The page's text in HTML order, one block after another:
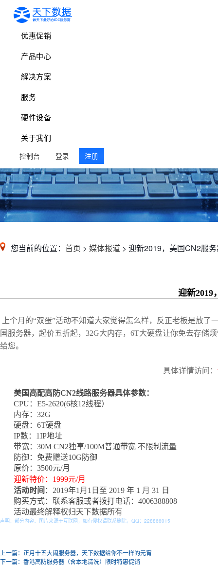
优惠促销
产品中心
解决方案
服务
硬件设备
关于我们
控制台 登录 注册
您当前的位置： 首页 > 媒体报道 > 迎新2019，美国CN2服
迎新2019
上个月的“双蛋”活动不知道大家觉得怎么样，反正老板是放
国服务器，起价五折起，32G大内存，6T大硬盘让你免去存储
给您。
具体详情访问：
美国高配高防CN2线路服务器具体参数：
CPU：E5-2620(6核12线程）
内存：32G
硬盘：6T硬盘
IP数：1IP地址
带宽：30M CN2独享/100M普通带宽 不限制流量
防御：免费赠送10G防御
原价：3500元/月
迎新特价：1999元/月
活动时间 ：2019年1月1日至 2019 年 1 月 31 日
购买方式：联系客服或者拨打电话：4006388808
活动最终解释权归天下数据所有
声明：部分内容、图片来源于互联网，如有侵权请联系删除，QQ： 228866015
上一篇：正月十五大闹服务器，天下数据给你不一样的元宵
下一篇：香港高防服务器（含本地清洗）限时特惠促销